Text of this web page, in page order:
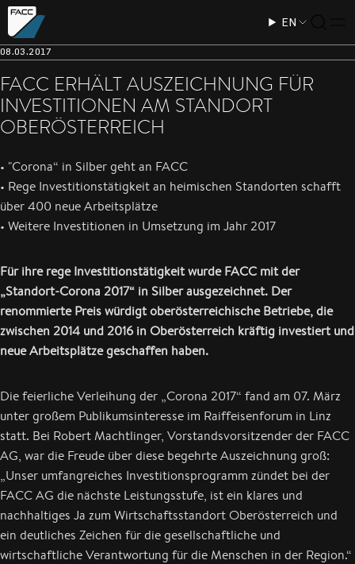
EN
08.03.2017
FACC ERHÄLT AUSZEICHNUNG FÜR
INVESTITIONEN AM STANDORT
OBERÖSTERREICH
• "Corona“ in Silber geht an FACC
• Rege Investitionstätigkeit an heimischen Standorten schafft
über 400 neue Arbeitsplätze
• Weitere Investitionen in Umsetzung im Jahr 2017
Für ihre rege Investitionstätigkeit wurde FACC mit der
„Standort-Corona 2017“ in Silber ausgezeichnet. Der
renommierte Preis würdigt oberösterreichische Betriebe, die
zwischen 2014 und 2016 in Oberösterreich kräftig investiert und
neue Arbeitsplätze geschaffen haben.
Die feierliche Verleihung der „Corona 2017“ fand am 07. März
unter großem Publikumsinteresse im Raiffeisenforum in Linz
statt. Bei Robert Machtlinger, Vorstandsvorsitzender der FACC
AG, war die Freude über diese begehrte Auszeichnung groß:
„Unser umfangreiches Investitionsprogramm zündet bei der
FACC AG die nächste Leistungsstufe, ist ein klares und
nachhaltiges Ja zum Wirtschaftsstandort Oberösterreich und
ein deutliches Zeichen für die gesellschaftliche und
wirtschaftliche Verantwortung für die Menschen in der Region.“